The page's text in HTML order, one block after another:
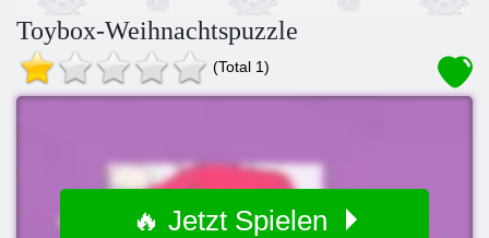
Toybox-Weihnachtspuzzle
(Total 1)
🔥 Jetzt Spielen